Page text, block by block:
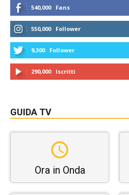
540,000 Fans
550,000 Follower
9,300 Follower
290,000 Iscritti
GUIDA TV
Ora in Onda